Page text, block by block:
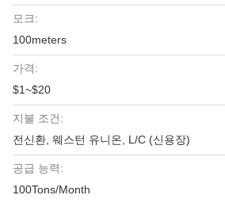
모크:
100meters
가격:
$1~$20
지불 조건:
전신환, 웨스턴 유니온, L/C (신용장)
공급 능력:
100Tons/Month